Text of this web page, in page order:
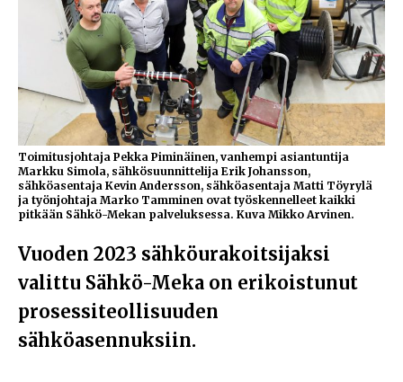
Toimitusjohtaja Pekka Piminäinen, vanhempi asiantuntija
Markku Simola, sähkösuunnittelija Erik Johansson,
sähköasentaja Kevin Andersson, sähköasentaja Matti Töyrylä
ja työnjohtaja Marko Tamminen ovat työskennelleet kaikki
pitkään Sähkö-Mekan palveluksessa. Kuva Mikko Arvinen.
Vuoden 2023 sähköurakoitsijaksi
valittu Sähkö-Meka on erikoistunut
prosessiteollisuuden
sähköasennuksiin.